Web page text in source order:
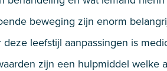
beweging zijn enorm
leefstijl aanpassingen is
zijn een hulpmiddel welke